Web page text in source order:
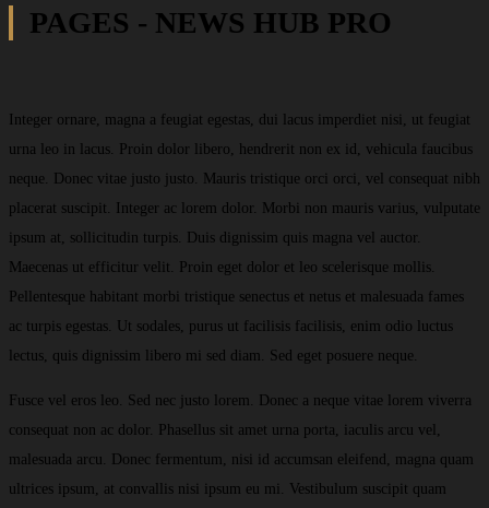
PAGES - NEWS HUB PRO
Integer ornare, magna a feugiat egestas, dui lacus imperdiet nisi, ut feugiat
urna leo in lacus. Proin dolor libero, hendrerit non ex id, vehicula faucibus
neque. Donec vitae justo justo. Mauris tristique orci orci, vel consequat nibh
placerat suscipit. Integer ac lorem dolor. Morbi non mauris varius, vulputate
ipsum at, sollicitudin turpis. Duis dignissim quis magna vel auctor.
Maecenas ut efficitur velit. Proin eget dolor et leo scelerisque mollis.
Pellentesque habitant morbi tristique senectus et netus et malesuada fames
ac turpis egestas. Ut sodales, purus ut facilisis facilisis, enim odio luctus
lectus, quis dignissim libero mi sed diam. Sed eget posuere neque.
Fusce vel eros leo. Sed nec justo lorem. Donec a neque vitae lorem viverra
consequat non ac dolor. Phasellus sit amet urna porta, iaculis arcu vel,
malesuada arcu. Donec fermentum, nisi id accumsan eleifend, magna quam
ultrices ipsum, at convallis nisi ipsum eu mi. Vestibulum suscipit quam